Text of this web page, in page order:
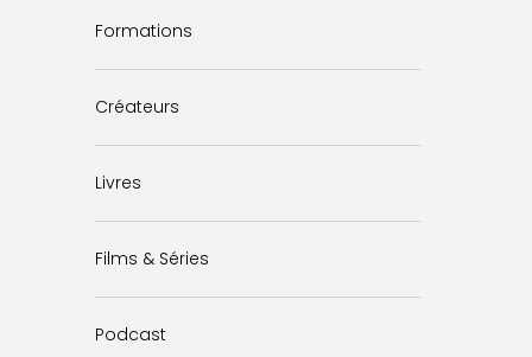
Formations
Créateurs
Livres
Films & Séries
Podcast